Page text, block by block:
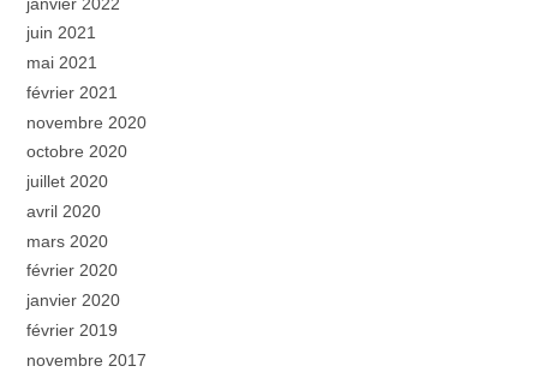
juin 2021
mai 2021
février 2021
novembre 2020
octobre 2020
juillet 2020
avril 2020
mars 2020
février 2020
janvier 2020
février 2019
novembre 2017